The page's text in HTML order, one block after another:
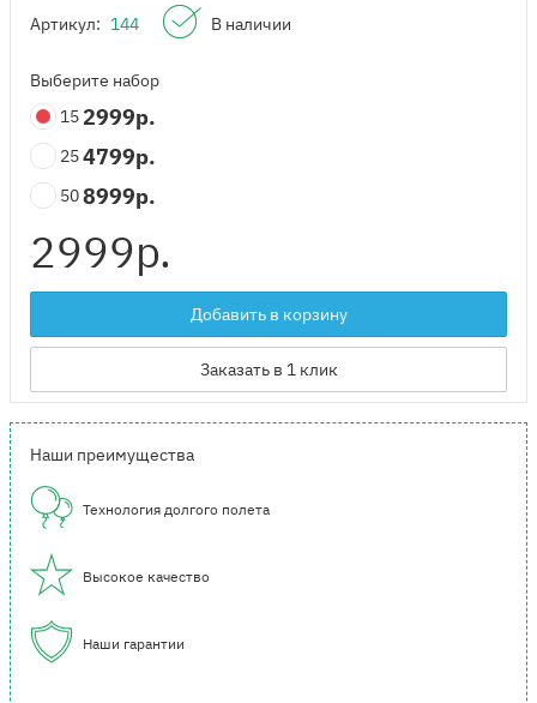
Артикул: 144 В наличии
Выберите набор
15 2999р.
254799р.
508999р.
2999р.
Добавить в корзину
Заказать в 1 клик
Наши преимущества
Технология долгого полета
Высокое качество
Наши гарантии